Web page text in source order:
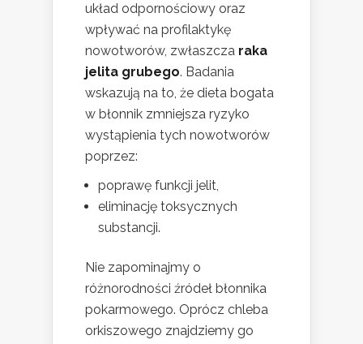
układ odpornościowy oraz
wpływać na profilaktykę
nowotworów, zwłaszcza raka
jelita grubego. Badania
wskazują na to, że dieta bogata
w błonnik zmniejsza ryzyko
wystąpienia tych nowotworów
poprzez:
poprawę funkcji jelit,
eliminację toksycznych
substancji.
Nie zapominajmy o
różnorodności źródeł błonnika
pokarmowego. Oprócz chleba
orkiszowego znajdziemy go